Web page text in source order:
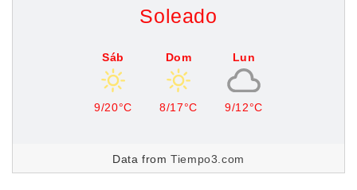
Soleado
Sáb
9/20°C
Dom
8/17°C
Lun
9/12°C
Data fromTiempo3.com